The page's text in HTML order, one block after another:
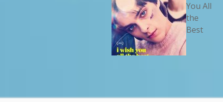
You All
the
Best